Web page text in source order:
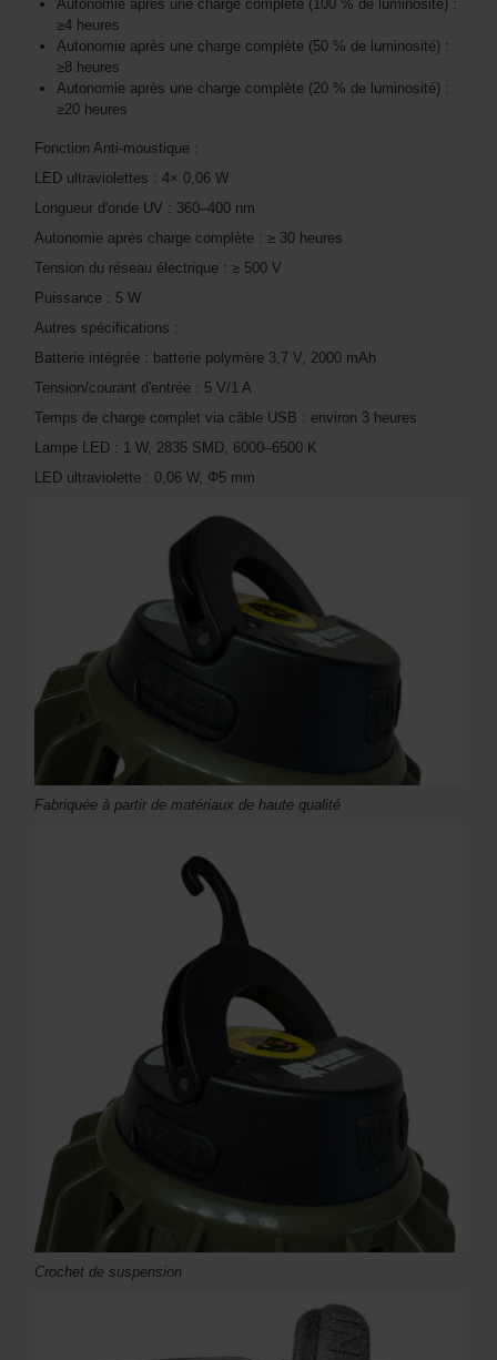
Autonomie après une charge complète (100 % de luminosité) :
≥4 heures
Autonomie après une charge complète (50 % de luminosité) :
≥8 heures
Autonomie après une charge complète (20 % de luminosité) :
≥20 heures
Fonction Anti-moustique :
LED ultraviolettes : 4× 0,06 W
Longueur d'onde UV : 360–400 nm
Autonomie après charge complète : ≥ 30 heures
Tension du réseau électrique : ≥ 500 V
Puissance : 5 W
Autres spécifications :
Batterie intégrée : batterie polymère 3,7 V, 2000 mAh
Tension/courant d'entrée : 5 V/1 A
Temps de charge complet via câble USB : environ 3 heures
Lampe LED : 1 W, 2835 SMD, 6000–6500 K
LED ultraviolette : 0,06 W, Φ5 mm
Fabriquée à partir de matériaux de haute qualité
Crochet de suspension